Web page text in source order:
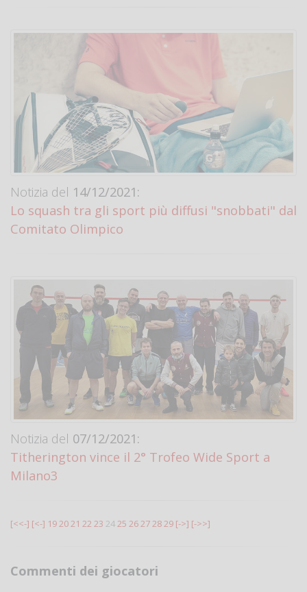
Notizia del 14/12/2021:
Lo squash tra gli sport più diffusi "snobbati" dal
Comitato Olimpico
Notizia del 07/12/2021:
Titherington vince il 2° Trofeo Wide Sport a
Milano3
[<<-] [<-] 192021 22 23 2425 26272829 [->] [->>]
Commenti dei giocatori